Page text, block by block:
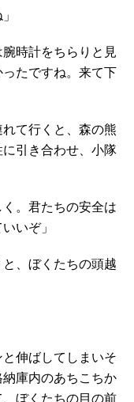
時計をちらりと見
たですね。来て下
て行くと、森の熊
引き合わせ、小隊
。君たちの安全は
いぞ」
、ぼくたちの頭越
伸ばしてしまいそ
庫内のあちこちか
ぼくたちの目の前